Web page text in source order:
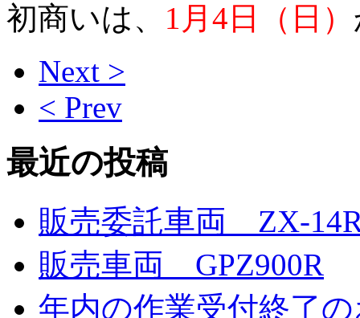
初商いは、 1月4日（日）
Next >
< Prev
最近の投稿
販売委託車両 ZX-
販売車両 GPZ900R
年内の作業受付終了